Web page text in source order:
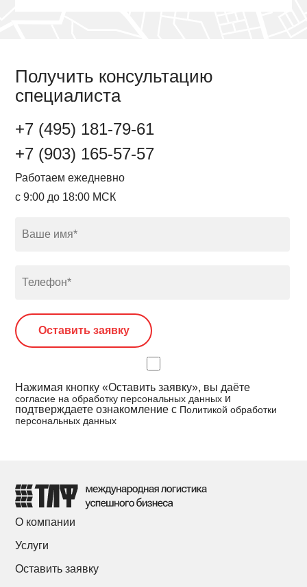
Получить консультацию
специалиста
+7 (495) 181-79-61
+7 (903) 165-57-57
Работаем ежедневно
с 9:00 до 18:00 МСК
Нажимая кнопку «Оставить заявку», вы даёте
согласие на обработку персональных данных и
подтверждаете ознакомление с Политикой обработки
персональных данных
О компании
Услуги
Оставить заявку